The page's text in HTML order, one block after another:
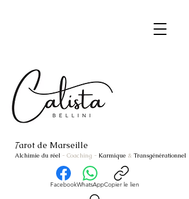
Tarot de Marseille
Alchimie du réel - Coaching - Karmique & Transgénérationnel
FacebookWhatsAppCopier le lien